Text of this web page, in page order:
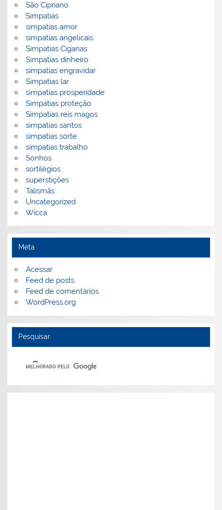
São Cipriano
Simpatias
simpatias amor
simpatias angelicais
Simpatias Ciganas
Simpatias dinheiro
simpatias engravidar
Simpatias lar
simpatias prosperidade
Simpatias proteção
Simpatias reis magos
simpatias santos
simpatias sorte
simpatias trabalho
Sonhos
sortilégios
superstições
Talismãs
Uncategorized
Wicca
Meta
Acessar
Feed de posts
Feed de comentários
WordPress.org
Pesquisar